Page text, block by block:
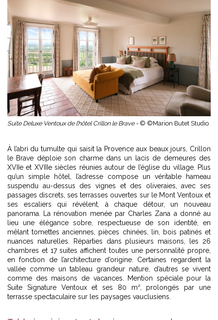
Suite Deluxe Ventoux de l’hôtel Crillon le Brave - © ©Marion Butet Studio
À l’abri du tumulte qui saisit la Provence aux beaux jours, Crillon
le Brave déploie son charme dans un lacis de demeures des
XVIIe et XVIIIe siècles réunies autour de l’église du village. Plus
qu’un simple hôtel, l’adresse compose un véritable hameau
suspendu au-dessus des vignes et des oliveraies, avec ses
passages discrets, ses terrasses ouvertes sur le Mont Ventoux et
ses escaliers qui révèlent, à chaque détour, un nouveau
panorama. La rénovation menée par Charles Zana a donné au
lieu une élégance sobre, respectueuse de son identité, en
mêlant tomettes anciennes, pièces chinées, lin, bois patinés et
nuances naturelles. Réparties dans plusieurs maisons, les 26
chambres et 17 suites affichent toutes une personnalité propre,
en fonction de l’architecture d’origine. Certaines regardent la
vallée comme un tableau grandeur nature, d’autres se vivent
comme des maisons de vacances. Mention spéciale pour la
Suite Signature Ventoux et ses 80 m², prolongés par une
terrasse spectaculaire sur les paysages vauclusiens.